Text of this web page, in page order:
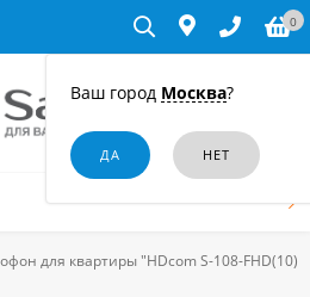
Ваш город Москва?
0
для квартиры "HDcom S-108-FHD(10)"